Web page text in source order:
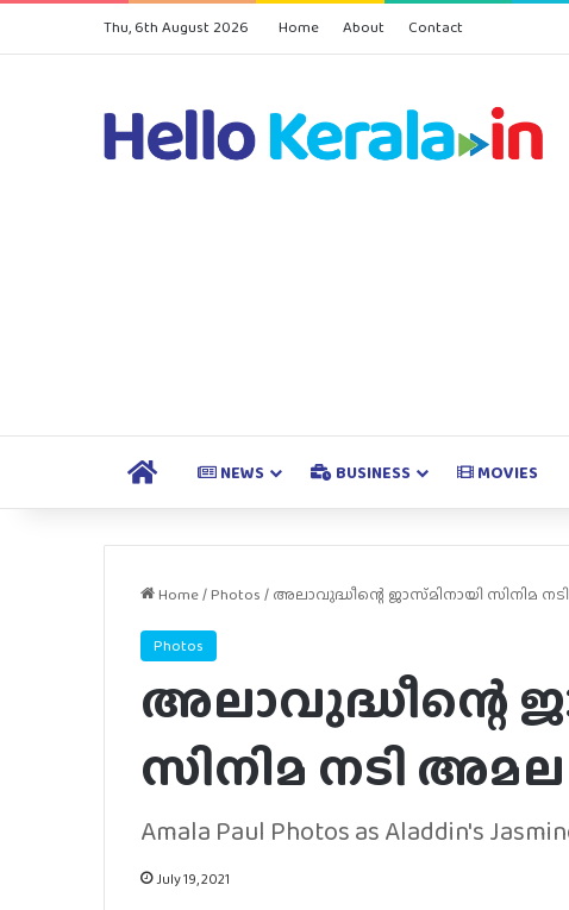
Thu, 6th August 2026 Home About Contact
HOME NEWS BUSINESS MOVIES
Home/Photos / അലാവുദ്ധീന്റെ ജാസ്‌മിനായി സിനിമ
Photos
അലാവുദ്ധീന്റെ
സിനിമ നടി
Amala Paul Photos as Aladdin's
July 19, 2021